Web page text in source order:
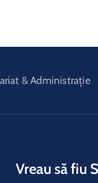
& Administrație
Vreau să fiu